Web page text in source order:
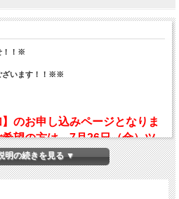
！！※
ざいます！！※※
のお申し込みページとなりま
望の方は、7月26日（金）ツ
りますので、もう暫くお待ち
明の続きを見る ▼